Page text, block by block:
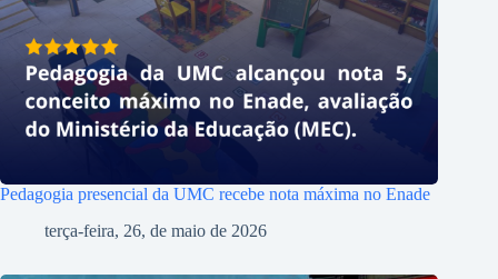
Pedagogia presencial da UMC recebe nota máxima no Enade
terça-feira, 26, de maio de 2026